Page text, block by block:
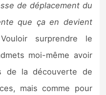
de déplacement du
que ça en devient
surprendre le
moi-même avoir
de la découverte de
mais comme pour